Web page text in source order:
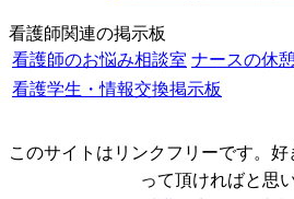
看護師関連の掲示板
看護師のお悩み相談室 ナースの休
看護学生・情報交換掲示板
このサイトはリンクフリーです。
って頂ければと思